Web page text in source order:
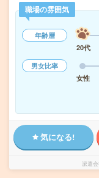
職場の雰囲気
年齢層
20代
男女比率
女性
気になる!
派遣会